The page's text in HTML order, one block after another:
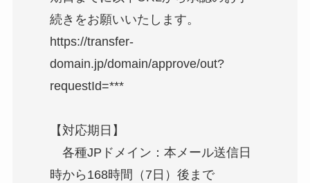
続きをお願いいたします。
https://transfer-
domain.jp/domain/approve/out?
requestId=***
【対応期日】
各種JPドメイン：本メール送信日
時から168時間（7日）後まで